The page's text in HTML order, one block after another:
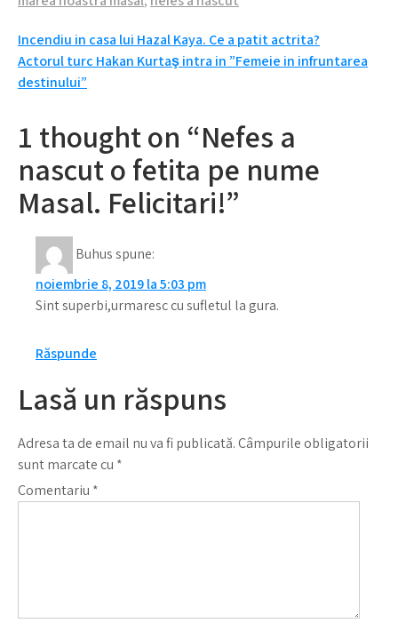
Navigare
în
Incendiu in casa lui Hazal Kaya. Ce a patit actrita?
Actorul turc Hakan Kurtaş intra in ”Femeie in infruntarea
destinului”
1 thought on “Nefes a
nascut o fetita pe nume
Masal. Felicitari!”
Buhusspune:
noiembrie 8, 2019 la 5:03 pm
Sint superbi,urmaresc cu sufletul la gura.
Răspunde
Lasă un răspuns
Adresa ta de email nu va fi publicată.Câmpurile obligatorii
sunt marcate cu *
Comentariu *